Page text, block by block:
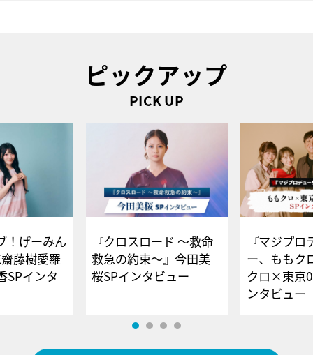
ピックアップ
PICK UP
！げーみん
藤樹愛羅
SPインタ
『クロスロード ～救命
救急の約束～』今田美
桜SPインタビュー
『マジプロ
ー、ももク
クロ×東京
ンタビュー